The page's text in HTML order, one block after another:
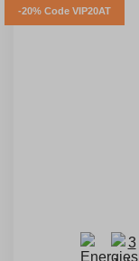
-20% Code VIP20AT